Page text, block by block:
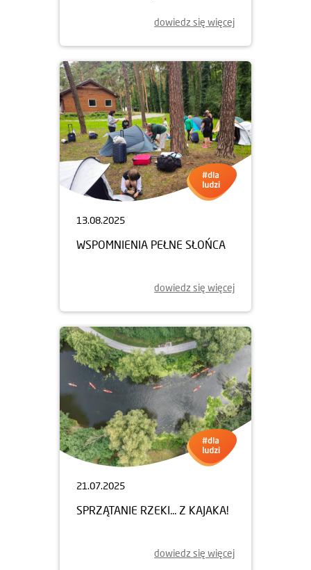
dowiedz się więcej
13.08.2025
WSPOMNIENIA PEŁNE SŁOŃCA
dowiedz się więcej
21.07.2025
SPRZĄTANIE RZEKI... Z KAJAKA!
dowiedz się więcej